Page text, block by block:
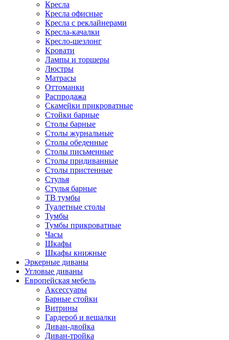
Кресла
Кресла офисные
Кресла с реклайнерами
Кресла-качалки
Кресло-шезлонг
Кровати
Лампы и торшеры
Люстры
Матрасы
Оттоманки
Распродажа
Скамейки прикроватные
Стойки барные
Столы барные
Столы журнальные
Столы обеденные
Столы письменные
Столы придиванные
Столы пристенные
Стулья
Стулья барные
ТВ тумбы
Туалетные столы
Тумбы
Тумбы прикроватные
Часы
Шкафы
Шкафы книжные
Эркерные диваны
Угловые диваны
Европейская мебель
Аксессуары
Барные стойки
Витрины
Гардероб и вешалки
Диван-двойка
Диван-тройка